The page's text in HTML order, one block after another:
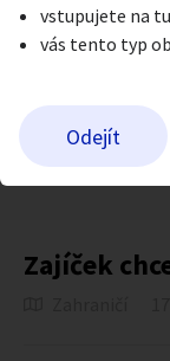
Zajíček
vstupujete na
vás tento typ
Odejít